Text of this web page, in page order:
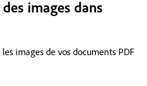
images dans
images de vos documents PDF